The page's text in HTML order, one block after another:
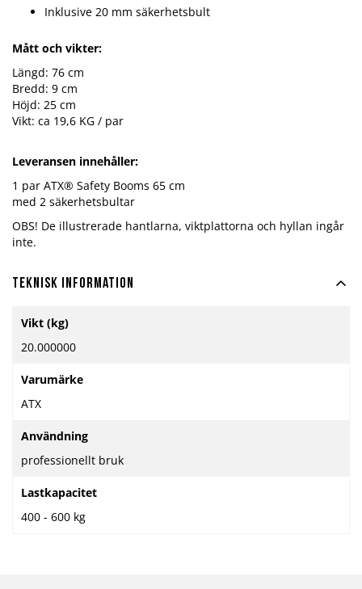
Inklusive 20 mm säkerhetsbult
Mått och vikter:
Längd: 76 cm
Bredd: 9 cm
Höjd: 25 cm
Vikt: ca 19,6 KG / par
Leveransen innehåller:
1 par ATX® Safety Booms 65 cm
med 2 säkerhetsbultar
OBS! De illustrerade hantlarna, viktplattorna och hyllan ingår
inte.
Teknisk information
information
Vikt (kg)
20.000000
Varumärke
ATX
Användning
professionellt bruk
Lastkapacitet
400 - 600 kg